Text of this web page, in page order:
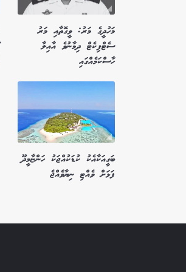
މަހުދީގެ މަރު: ވީގޮތާއި މަރު
ސެޓްފިކެޓް ދިމާނުވެ އާއިލާ
ހާސްކަމެއްގައި
ބަގީއަކާއެކު ކުޑަކުއްޖަކު ހަންޏާމީދޫ
ފަޅަށް ވެއްޓި ނިޔާވެއްޖެ